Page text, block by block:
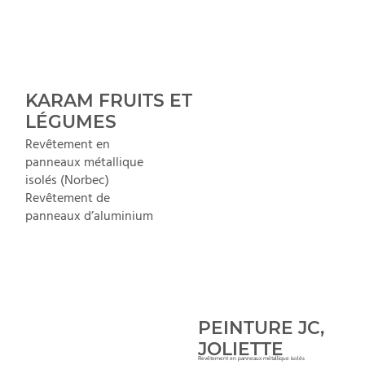
KARAM FRUITS ET
LÉGUMES
Revêtement en
panneaux métallique
isolés (Norbec)
Revêtement de
panneaux d’aluminium
PEINTURE JC,
JOLIETTE
Revêtement en panneaux métallique isolés